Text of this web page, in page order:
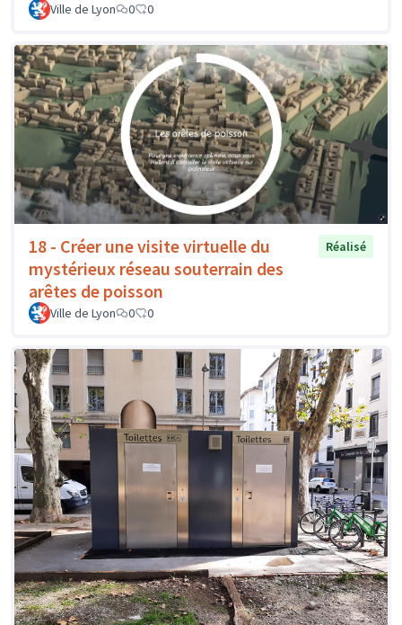
Ville de Lyon 0 0
18 - Créer une visite virtuelle du
mystérieux réseau souterrain des
arêtes de poisson
Réalisé
Ville de Lyon 0 0